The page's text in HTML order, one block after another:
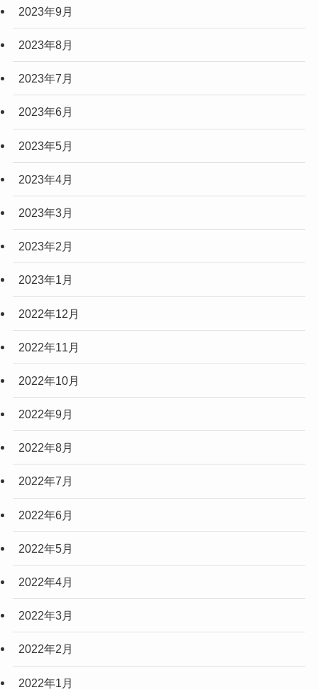
2023年9月
2023年8月
2023年7月
2023年6月
2023年5月
2023年4月
2023年3月
2023年2月
2023年1月
2022年12月
2022年11月
2022年10月
2022年9月
2022年8月
2022年7月
2022年6月
2022年5月
2022年4月
2022年3月
2022年2月
2022年1月